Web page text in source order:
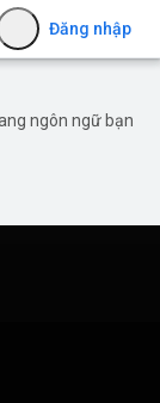
Đăng nhập
ngôn ngữ bạn